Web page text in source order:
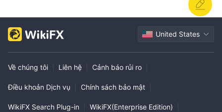
United States
Về chúng tôi Liên hệ Cảnh báo rủi ro
Điều khoản Dịch vụ Chính sách bảo mật
WikiFX Search Plug-in WikiFX(Enterprise Edition)